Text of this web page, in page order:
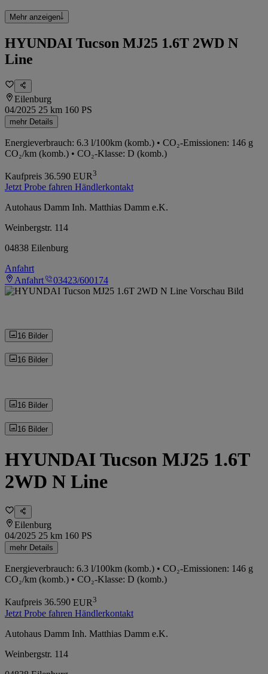
Mehr anzeigen
HYUNDAI Tucson MJ25 1.6T 2WD N
Line
Eilenburg
04/2025 25 km 160 PS
mehr Details
Energieverbrauch: 6.3 l/100km (komb.) • CO₂-Emissionen: 146 g
CO₂/km (komb.) • CO₂-Klasse: D (komb.)
Kaufpreis 36.590 EUR3
Jetzt Probe fahren Händlerkontakt
Autohaus Damm Inh. Matthias Damm e.K.
Weinbergstr. 114
04838 Eilenburg
Anfahrt
Anfahrt
03423/600174
16 Bilder
16 Bilder
16 Bilder
16 Bilder
HYUNDAI Tucson MJ25 1.6T
2WD N Line
Eilenburg
04/2025 25 km 160 PS
mehr Details
Energieverbrauch: 6.3 l/100km (komb.) • CO₂-Emissionen: 146 g
CO₂/km (komb.) • CO₂-Klasse: D (komb.)
Kaufpreis 36.590 EUR3
Jetzt Probe fahren Händlerkontakt
Autohaus Damm Inh. Matthias Damm e.K.
Weinbergstr. 114